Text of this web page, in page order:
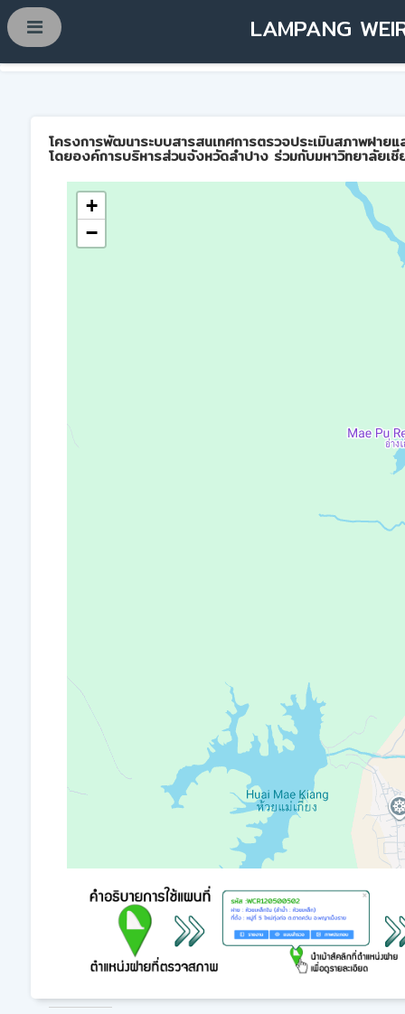
LAMPANG
โครงการพัฒนาระบบสารสนเทศการตรวจประเมินสภาพฝาย
โดยองค์การบริหารส่วนจังหวัดลำปาง ร่วมกับมหาวิทยาลัยเชี
+
−